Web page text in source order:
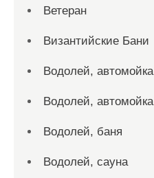
Ветеран
Византийские Бани
Водолей, автомойка
Водолей, автомойка
Водолей, баня
Водолей, сауна